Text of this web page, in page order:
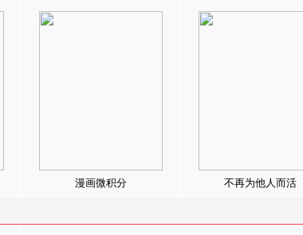
漫画微积分 不再为他人而活